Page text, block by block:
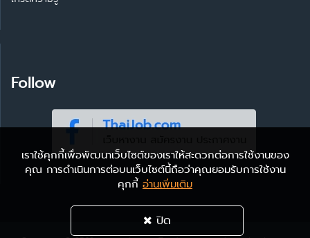
Follow
เราใช้คุกกี้เพื่อพัฒนาเว็บไซต์ของเราให้สะดวกต่อการใช้งานของ
คุณ การดำเนินการต่อบนเว็บไซต์นี้ถือว่าคุณยอมรับการใช้งาน
คุกกี้ อ่านเพิ่มเติม
ปิด